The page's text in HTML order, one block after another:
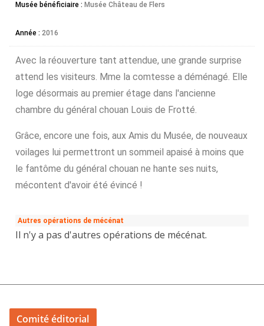
Musée bénéficiaire : Musée Château de Flers
Année : 2016
Avec la réouverture tant attendue, une grande surprise
attend les visiteurs. Mme la comtesse a déménagé. Elle
loge désormais au premier étage dans l'ancienne
chambre du général chouan Louis de Frotté.
Grâce, encore une fois, aux Amis du Musée, de nouveaux
voilages lui permettront un sommeil apaisé à moins que
le fantôme du général chouan ne hante ses nuits,
mécontent d'avoir été évincé !
Autres opérations de mécénat
Il n'y a pas d'autres opérations de mécénat.
Comité éditorial